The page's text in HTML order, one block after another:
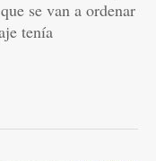
se van a ordenar
tenía